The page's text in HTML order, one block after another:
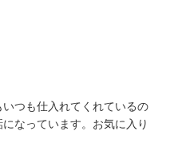
つも仕入れてくれているの
なっています。お気に入り